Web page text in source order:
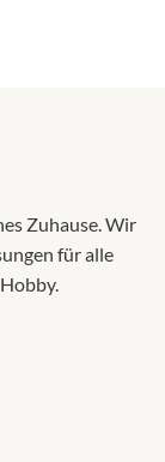
Zuhause. Wir
für alle